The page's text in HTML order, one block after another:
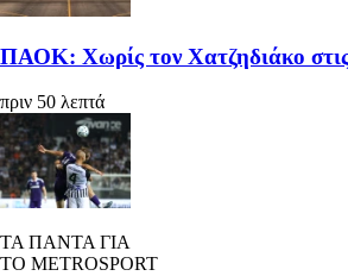
ΠΑΟΚ: Χωρίς τον Χατζηδιάκο στις
πριν 50 λεπτά
ΤΑ ΠΑΝΤΑ ΓΙΑ
ΤΟ METROSPORT